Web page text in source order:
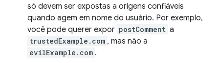
só devem ser expostas a origens confiáveis
quando agem em nome do usuário. Por exemplo,
você pode querer expor postComment a
trustedExample.com , mas não a
evilExample.com .